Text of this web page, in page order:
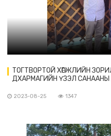
ТОГТВОРТОЙ ХӨГЖЛИЙН
ДХАРМАГИЙН ҮЗЭЛ
2023-08-25 1347